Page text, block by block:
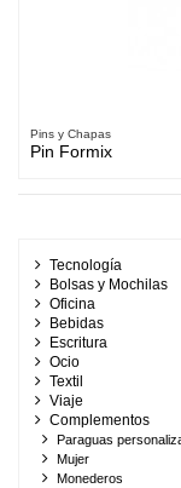
Pins y Chapas
Pin Formix
Tecnología
Bolsas y Mochilas
Oficina
Bebidas
Escritura
Ocio
Textil
Viaje
Complementos
Paraguas
Mujer
Monederos